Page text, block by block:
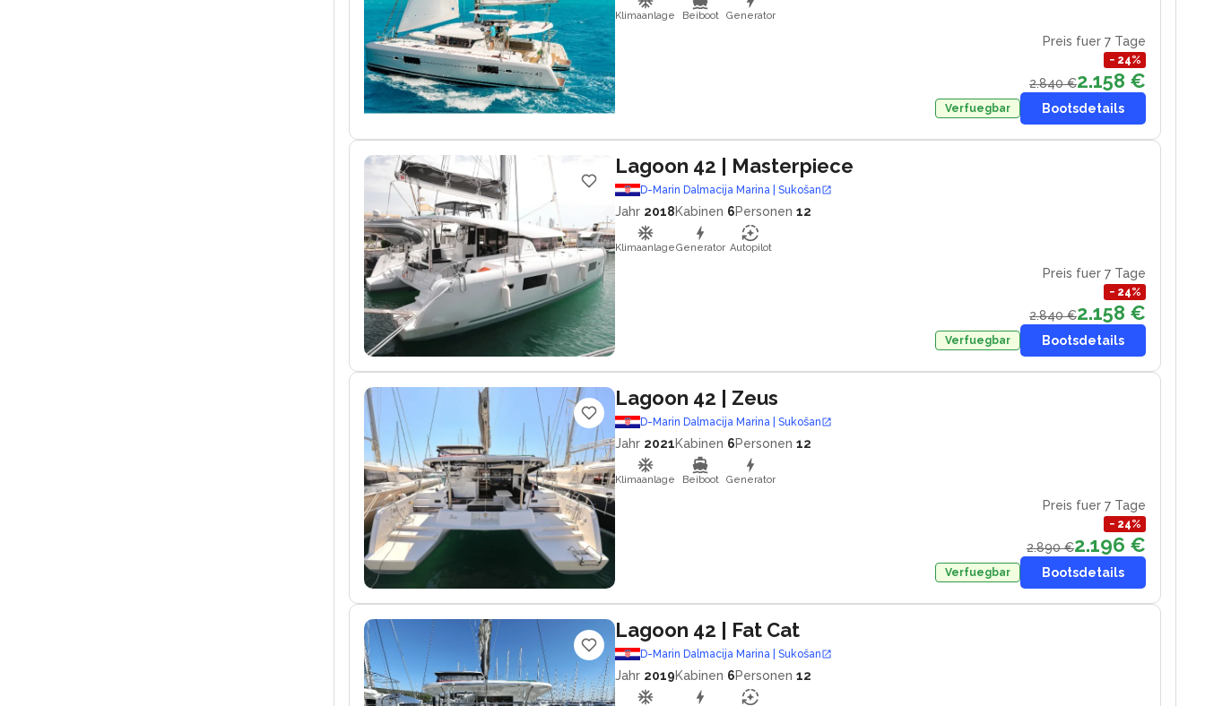
Klimaanlage Beiboot Generator
Preis fuer 7 Tage
− 24%
2.840 €2.158 €
Verfuegbar Bootsdetails
Lagoon 42 | Masterpiece
D-Marin Dalmacija Marina | Sukošan
Jahr 2018Kabinen 6Personen 12
KlimaanlageGenerator Autopilot
Preis fuer 7 Tage
− 24%
2.840 €2.158 €
Verfuegbar Bootsdetails
Lagoon 42 | Zeus
D-Marin Dalmacija Marina | Sukošan
Jahr 2021Kabinen 6Personen 12
Klimaanlage Beiboot Generator
Preis fuer 7 Tage
− 24%
2.890 €2.196 €
Verfuegbar Bootsdetails
Lagoon 42 | Fat Cat
D-Marin Dalmacija Marina | Sukošan
Jahr 2019Kabinen 6Personen 12